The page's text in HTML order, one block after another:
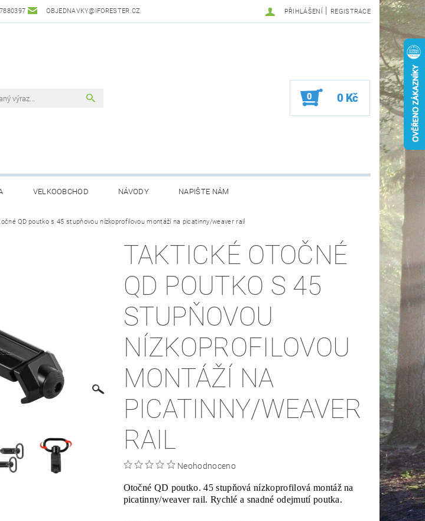
OBJEDNAVKY@IFORESTER.CZ PŘIHLÁŠENÍ | REGISTRACE
0 0 Kč
VELKOOBCHOD NÁVODY NAPIŠTE NÁM
QD poutko s 45 stupňovou nízkoprofilovou montáží na picatinny/weaver rail
TAKTICKÉ OTOČNÉ
QD POUTKO S 45
STUPŇOVOU
NÍZKOPROFILOVOU
MONTÁŽÍ NA
PICATINNY/WEAVER
RAIL
Neohodnoceno
Otočné QD poutko. 45 stupňová nízkoprofilová montáž na
picatinny/weaver rail. Rychlé a snadné odejmutí poutka.